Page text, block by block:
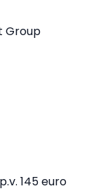
Group
145 euro